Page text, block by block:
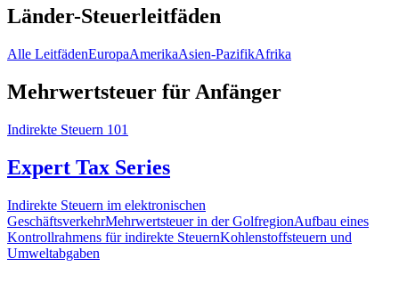
Länder-Steuerleitfäden
Alle LeitfädenEuropaAmerikaAsien-PazifikAfrika
Mehrwertsteuer für Anfänger
Indirekte Steuern 101
Expert Tax Series
Indirekte Steuern im elektronischen
GeschäftsverkehrMehrwertsteuer in der GolfregionAufbau eines
Kontrollrahmens für indirekte SteuernKohlenstoffsteuern und
Umweltabgaben